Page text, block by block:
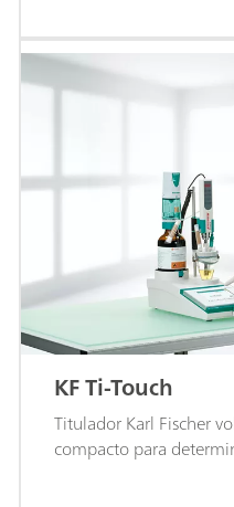
KF Ti-Touch
Titulador Karl Fischer
compacto para